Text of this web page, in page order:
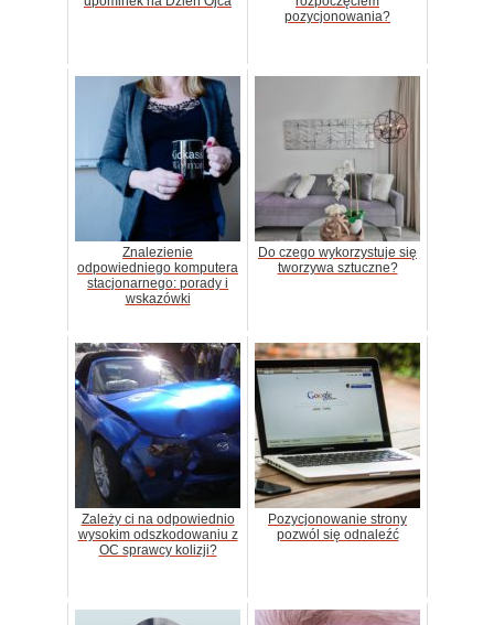
pozycjonowania?
Znalezienie
odpowiedniego komputera
stacjonarnego: porady i
wskazówki
Do czego wykorzystuje się
tworzywa sztuczne?
Zależy ci na odpowiednio
wysokim odszkodowaniu z
OC sprawcy kolizji?
Pozycjonowanie strony
pozwól się odnaleźć